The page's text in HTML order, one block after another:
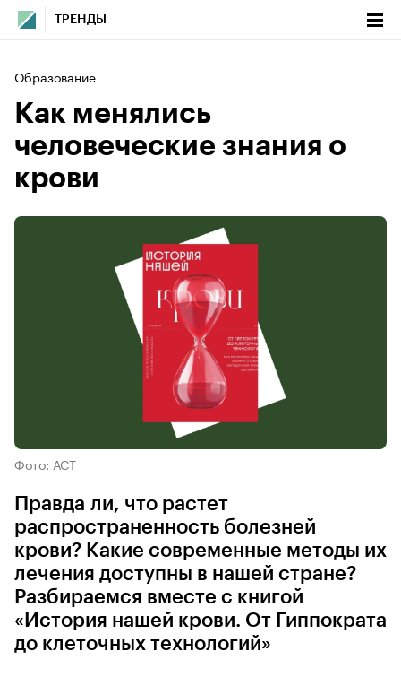
ТРЕНДЫ
Образование
Как менялись
человеческие знания о
крови
Фото: АСТ
Правда ли, что растет
распространенность болезней
крови? Какие современные методы их
лечения доступны в нашей стране?
Разбираемся вместе с книгой
«История нашей крови. От Гиппократа
до клеточных технологий»